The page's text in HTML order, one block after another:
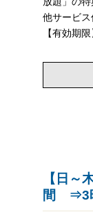
他サービ
【有効期
【日
間 ⇒3